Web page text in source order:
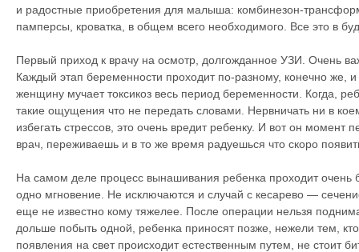
и радостные приобретения для малыша: комбинезон-
памперсы, кроватка, в общем всего необходимого. Все это в
Первый приход к врачу на осмотр, долгожданное УЗИ. Очень
Каждый этап беременности проходит по-разному, конечно же,
женщину мучает токсикоз весь период беременности. Когда,
такие ощущения что не передать словами. Нервничать ни в
избегать стрессов, это очень вредит ребенку. И вот он момент
врач, переживаешь и в то же время радуешься что скоро
На самом деле процесс вынашивания ребенка проходит очень
одно мгновение. Не исключаются и случай с кесарево —
еще не известно кому тяжелее. После операции нельзя
дольше побыть одной, ребенка приносят позже, нежели тем,
появления на свет происходит естественным путем, не стоит